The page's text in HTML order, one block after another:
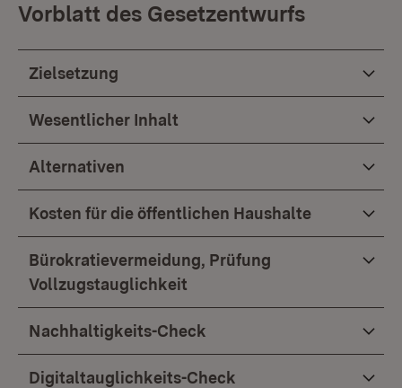
Vorblatt des Gesetzentwurfs
Zielsetzung
Wesentlicher Inhalt
Alternativen
Kosten für die öffentlichen Haushalte
Bürokratievermeidung, Prüfung
Vollzugstauglichkeit
Nachhaltigkeits-Check
Digitaltauglichkeits-Check